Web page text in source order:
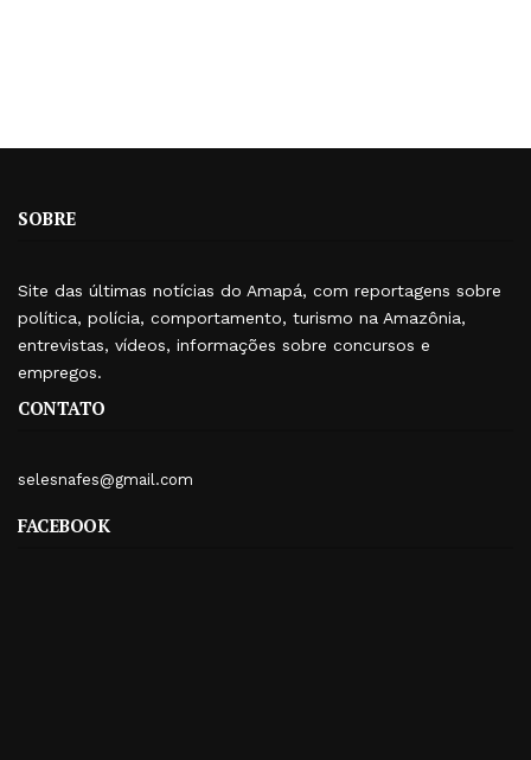
SOBRE
Site das últimas notícias do Amapá, com reportagens sobre
política, polícia, comportamento, turismo na Amazônia,
entrevistas, vídeos, informações sobre concursos e
empregos.
CONTATO
selesnafes@gmail.com
FACEBOOK